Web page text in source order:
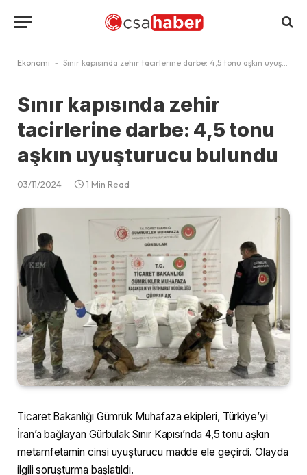
Ekonomi - Sınır kapısında zehir tacirlerine darbe: 4,5 tonu aşkın uyuşturucu bulundu
Sınır kapısında zehir
tacirlerine darbe: 4,5 tonu
aşkın uyuşturucu bulundu
03/11/2024 1 Min Read
Ticaret Bakanlığı Gümrük Muhafaza ekipleri, Türkiye’yi
İran’a bağlayan Gürbulak Sınır Kapısı’nda 4,5 tonu aşkın
metamfetamin cinsi uyuşturucu madde ele geçirdi. Olayda
ilgili soruşturma başlatıldı.